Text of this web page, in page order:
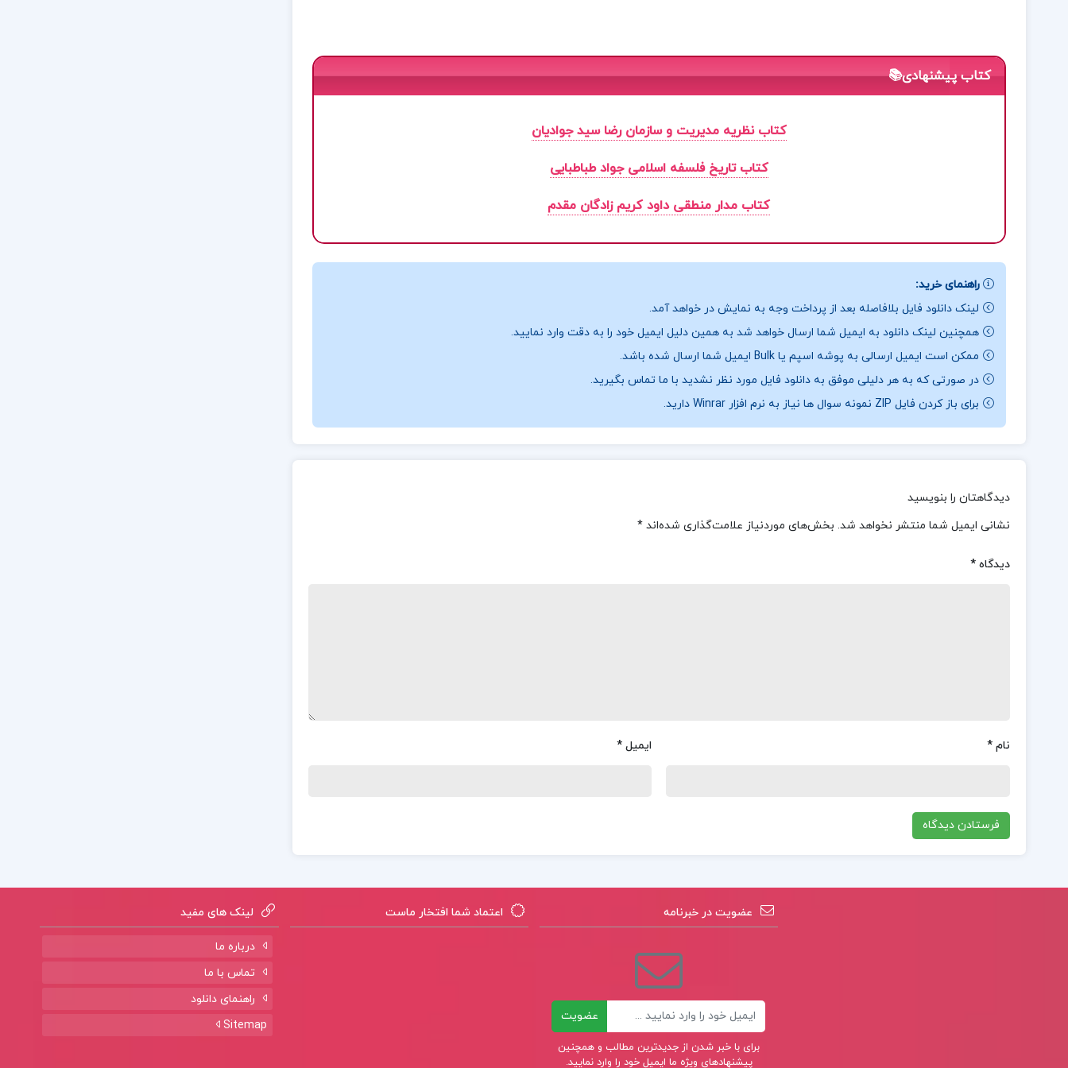
کتاب پیشنهادی📚
کتاب نظریه مدیریت و سازمان رضا سید جوادیان
کتاب تاریخ فلسفه اسلامی جواد طباطبایی
کتاب مدار منطقی داود کریم زادگان مقدم
راهنمای خرید:
لینک دانلود فایل بلافاصله بعد از پرداخت وجه به نمایش در خواهد آمد.
همچنین لینک دانلود به ایمیل شما ارسال خواهد شد به همین دلیل ایمیل خود را به دقت وارد نمایید.
ممکن است ایمیل ارسالی به پوشه اسپم یا Bulk ایمیل شما ارسال شده باشد.
در صورتی که به هر دلیلی موفق به دانلود فایل مورد نظر نشدید با ما تماس بگیرید.
برای باز کردن فایل ZIP نمونه سوال ها نیاز به نرم افزار Winrar دارید.
دیدگاهتان را بنویسید
نشانی ایمیل شما منتشر نخواهد شد. بخش‌های موردنیاز علامت‌گذاری شده‌اند*
دیدگاه*
نام* ایمیل *
عضویت در خبرنامه
ایمیل عضویت
برای با خبر شدن از جدیدترین مطالب و همچنین
پیشنهادهای ویژه ما ایمیل خود را وارد نمایید.
اعتماد شما افتخار ماست لینک های مفید
درباره ما
تماس با ما
راهنمای دانلود
Sitemap